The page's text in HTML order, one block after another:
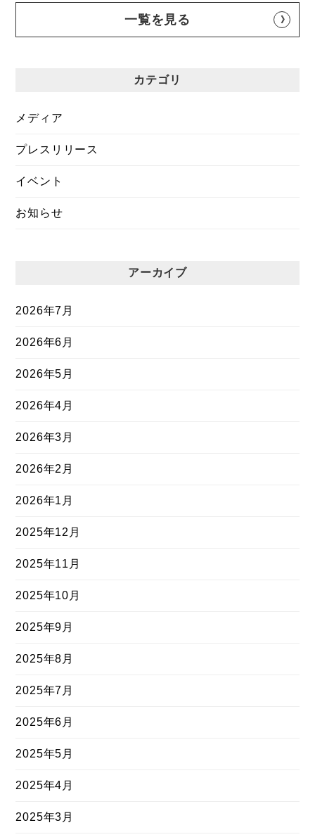
一覧を見る
カテゴリ
メディア
プレスリリース
イベント
お知らせ
アーカイブ
2026年7月
2026年6月
2026年5月
2026年4月
2026年3月
2026年2月
2026年1月
2025年12月
2025年11月
2025年10月
2025年9月
2025年8月
2025年7月
2025年6月
2025年5月
2025年4月
2025年3月